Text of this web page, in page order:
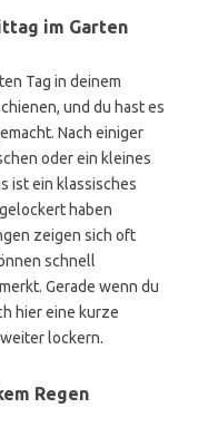
im Garten
Tag in deinem
und du hast es
Nach einiger
oder ein kleines
ist ein klassisches
haben
zeigen sich oft
schnell
Gerade wenn du
hier eine kurze
lockern.
Regen